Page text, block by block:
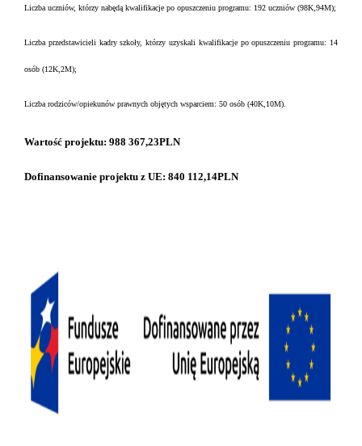
Liczba uczniów, którzy nabędą kwalifikacje po opuszczeniu programu: 192 uczniów (98K,94M);
Liczba przedstawicieli kadry szkoły, którzy uzyskali kwalifikacje po opuszczeniu programu: 14
osób (12K,2M);
Liczba rodziców/opiekunów prawnych objętych wsparciem: 50 osób (40K,10M).
Wartość projektu: 988 367,23PLN
Dofinansowanie projektu z UE: 840 112,14PLN